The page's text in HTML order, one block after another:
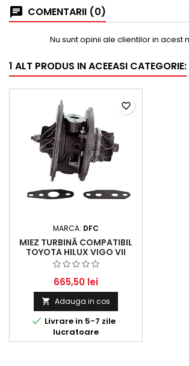
COMENTARII (0)
Nu sunt opinii ale clientilor in acest
1 ALT PRODUS IN ACEEASI CATEGORIE:
MARCA: DFC
MIEZ TURBINĂ COMPATIBIL
TOYOTA HILUX VIGO VII
PICK-UP 2.5 D-4D 4WD
(2007 - 2015) 2494 CCM,
106 KW, 144 HP
665,50 lei
 Adauga in cos
 Livrare in 5-7 zile
lucratoare
favorite_border